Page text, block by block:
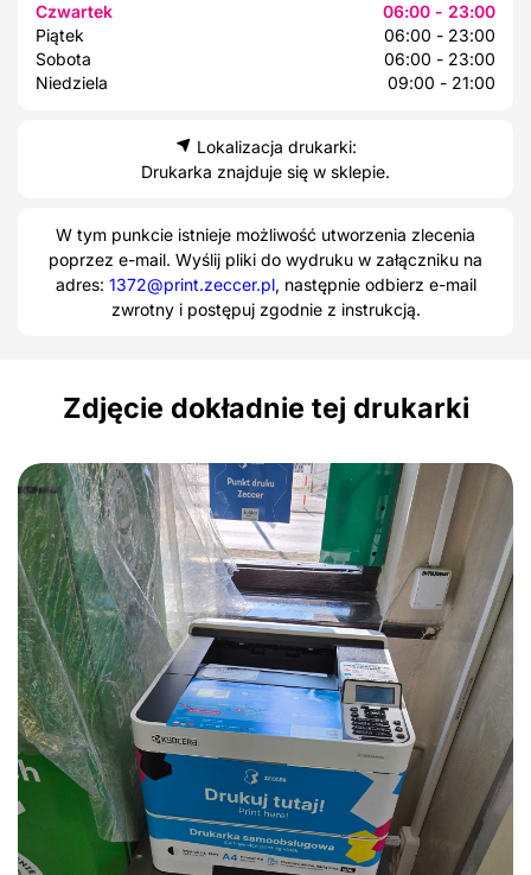
Czwartek
06:00 - 23:00
Piątek
06:00 - 23:00
Sobota
06:00 - 23:00
Niedziela
09:00 - 21:00
Lokalizacja drukarki:
Drukarka znajduje się w sklepie.
W tym punkcie istnieje możliwość utworzenia zlecenia
poprzez e-mail. Wyślij pliki do wydruku w załączniku na
adres: 1372@print.zeccer.pl, następnie odbierz e-mail
zwrotny i postępuj zgodnie z instrukcją.
Zdjęcie dokładnie tej drukarki